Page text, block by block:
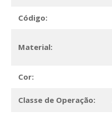
Código:
Material:
Cor:
Classe de Operação: